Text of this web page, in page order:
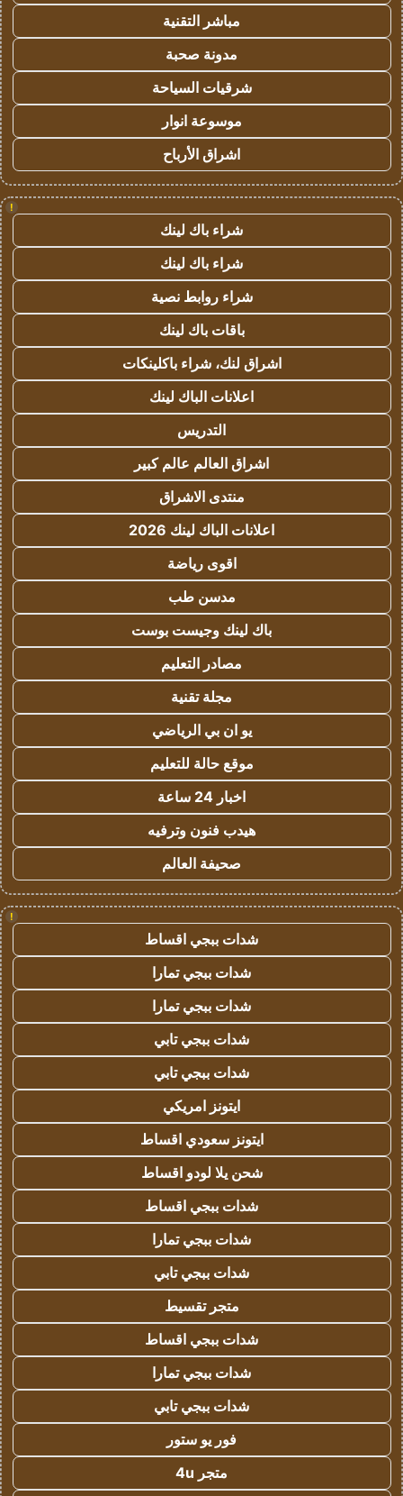
مباشر التقنية
مدونة صحبة
شرقيات السياحة
موسوعة انوار
اشراق الأرباح
!
شراء باك لينك
شراء باك لينك
شراء روابط نصية
باقات باك لينك
اشراق لنك، شراء باكلينكات
اعلانات الباك لينك
التدريس
اشراق العالم عالم كبير
منتدى الاشراق
اعلانات الباك لينك 2026
اقوى رياضة
مدسن طب
باك لينك وجيست بوست
مصادر التعليم
مجلة تقنية
يو ان بي الرياضي
موقع حالة للتعليم
اخبار 24 ساعة
هيدب فنون وترفيه
صحيفة العالم
!
شدات ببجي اقساط
شدات ببجي تمارا
شدات ببجي تمارا
شدات ببجي تابي
شدات ببجي تابي
ايتونز امريكي
ايتونز سعودي اقساط
شحن يلا لودو اقساط
شدات ببجي اقساط
شدات ببجي تمارا
شدات ببجي تابي
متجر تقسيط
شدات ببجي اقساط
شدات ببجي تمارا
شدات ببجي تابي
فور يو ستور
متجر 4u